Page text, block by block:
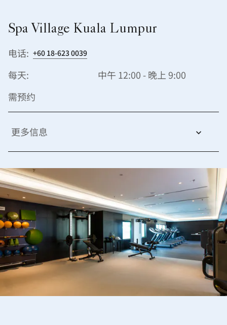
Spa Village Kuala Lumpur
电话: +60 18-623 0039
每天:
中午 12:00 - 晚上 9:00
需预约
更多信息